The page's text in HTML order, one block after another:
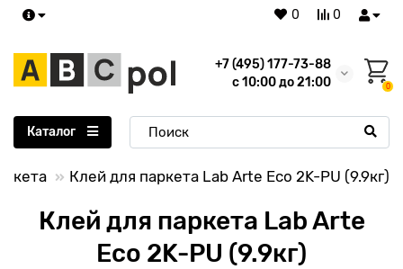
0
0
+7 (495) 177-73-88
с 10:00 до 21:00
0
Каталог
Клей для паркета Lab Arte Eco 2K-PU (9.9кг)
Клей для паркета Lab Arte
Eco 2K-PU (9.9кг)